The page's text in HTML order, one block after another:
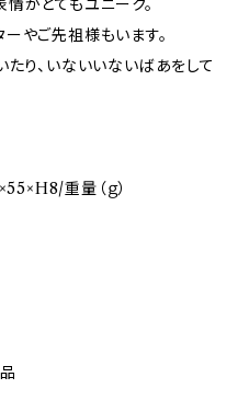
がとてもユニーク。
やご先祖様もいます。
たり、いないいないばあをして
重量（ｇ）